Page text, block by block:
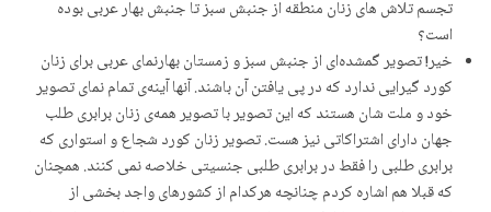
تجسم تلاش های زنان منطقه از جنبش سبز تا جنبش بهار عربی بوده
است؟
خیر! تصویر گمشدەای از جنبش سبز و زمستان بهارنمای عربی برای زنان
کورد گیرایی ندارد کە در پی یافتن آن باشند. آنها آینەی تمام نمای تصویر
خود و ملت شان هستند کە این تصویر با تصویر همەی زنان برابری طلب
جهان دارای اشتراکاتی نیز هست. تصویر زنان کورد شجاع و استواری کە
برابری طلبی را فقط در برابری طلبی جنسیتی خلاصە نمی کنند. همچنان
کە قبلا هم اشارە کردم چنانچە هرکدام از کشورهای واجد بخشی از